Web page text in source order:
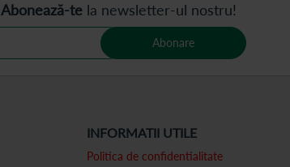
Abonează-te la newsletter-ul nostru!
Abonare
INFORMATII UTILE
Politica de confidentialitate